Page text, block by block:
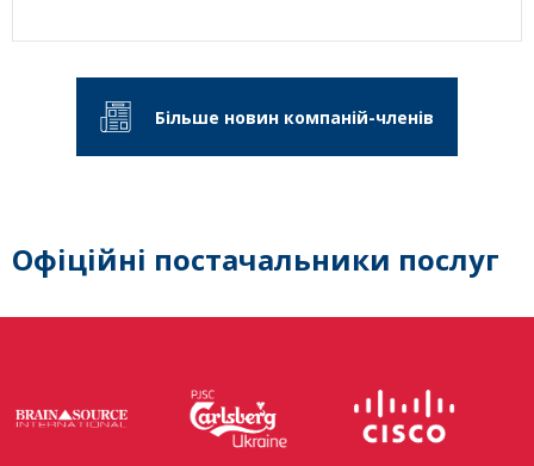
Більше новин компаній-членів
Офіційні постачальники послуг